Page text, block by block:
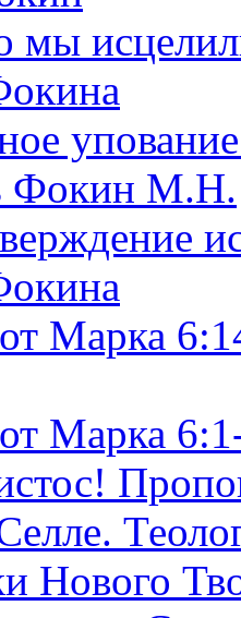
мы
Фокин М.Н.
от Марка
от Марка
Нового